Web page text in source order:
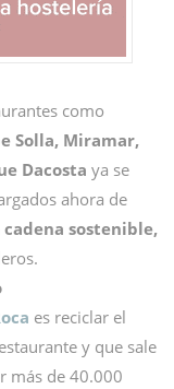
como
Solla, Miramar,
Dacosta ya se
ahora de
cadena sostenible,
es reciclar el
y que sale
más de 40.000